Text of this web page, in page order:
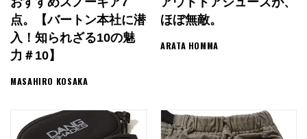
点。【バートン本社に潜
入！知られざる10の魅
力＃10】
MASAHIRO KOSAKA
ほぼ無敵。
ARATA HOMMA